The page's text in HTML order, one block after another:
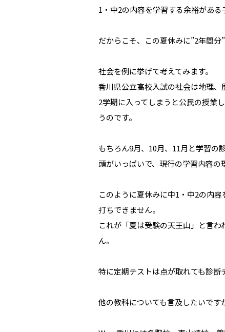
1・中2の内容を学習する余裕がある
だからこそ、この夏休みに”2年間
社会を例に挙げて考えてみます。
香川県公立高校入試の社会は地理、
2学期に入ってしまうと公民の授業
うのです。
もちろん9月、10月、11月と学習の
頭がいっぱいで、現行の学習内容の
このように夏休みに中1・中2の内
打ちできません。
これが「夏は受験の天王山」と言
ん。
特に定期テストは点が取れても診断
他の教科についても言及したいです